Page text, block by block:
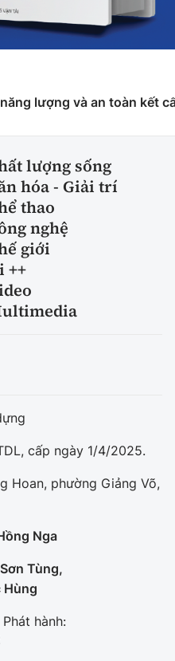
lượng và an toàn kết
lượng sống
hóa - Giải trí
thao
nghệ
giới
++
cấp ngày 1/4/2025.
Hoan, phường Giảng Võ,
Nga
Tùng,
Hùng
hành: